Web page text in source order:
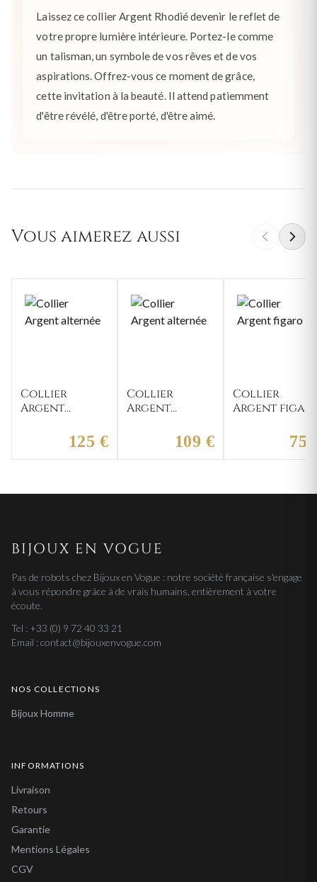
Laissez ce collier Argent Rhodié devenir le reflet de
votre propre lumière intérieure. Portez-le comme
un talisman, un symbole de vos rêves et de vos
aspirations. Offrez-vous ce moment de grâce,
cette invitation à la beauté. Il attend patiemment
d'être révélé, d'être porté, d'être aimé.
Vous aimerez aussi
Collier
Argent
125 €
Collier
Argent
109 €
Collier
Argent
75
BIJOUX EN VOGUE
Pas de robots chez Bijoux en Vogue : notre société française s'engage
à vous répondre grâce à de vrais humains, entièrement à votre
écoute.
Tel : +33 (0) 9 72 40 33 21
Email : contact@bijouxenvogue.com
NOS COLLECTIONS
Bijoux Homme
INFORMATIONS
Livraison
Retours
Garantie
Mentions Légales
CGV